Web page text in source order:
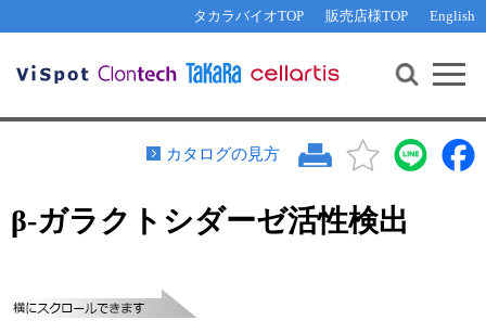
タカラバイオTOP 販売店様TOP English
機能解析・サイレンシング
PCR・等温増幅
装置・ソフトウェア
その他 ライセンスに関するご相談
遺伝子組換え生物該当製品
研究支援ツール
Cut-Site Navigator 制限酵素切断サイトの検索
In-Fusion Cloning プライマー設計
抗体検索サイト
お問い合わせ WEB会員登録
カタログの見方
β-ガラクトシダーゼ活性検出